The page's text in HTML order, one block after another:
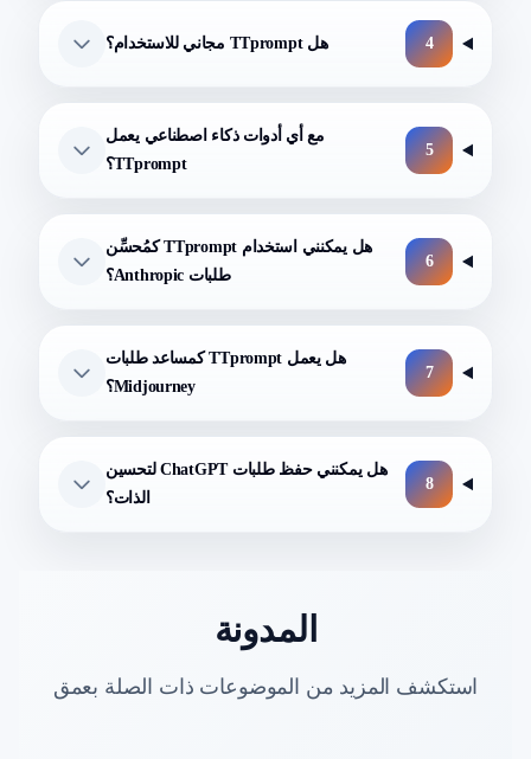
4 هل TTprompt مجاني للاستخدام؟
5
مع أي أدوات ذكاء اصطناعي يعمل
TTprompt؟
6
هل يمكنني استخدام TTprompt كمُحسِّن
طلبات Anthropic؟
7
هل يعمل TTprompt كمساعد طلبات
Midjourney؟
8
هل يمكنني حفظ طلبات ChatGPT لتحسين
الذات؟
المدونة
استكشف المزيد من الموضوعات ذات الصلة بعمق